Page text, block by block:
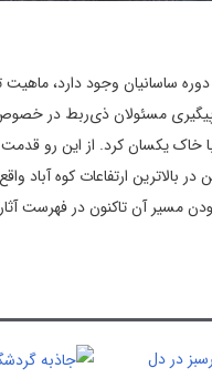
ساسانیان وجود دارد،
مسئولان ذی‌ربط در خصوص
آن متأسفانه مالک زمین در اواسط سال ۹۱ تل مذکور را با
ارتفاعات کوه آباد